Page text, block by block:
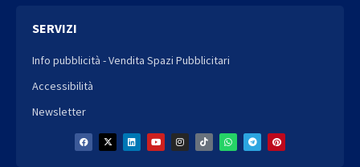
SERVIZI
Info pubblicità - Vendita Spazi Pubblicitari
Accessibilità
Newsletter